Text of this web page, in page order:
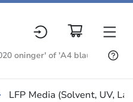
LFP Media (Solvent, UV,